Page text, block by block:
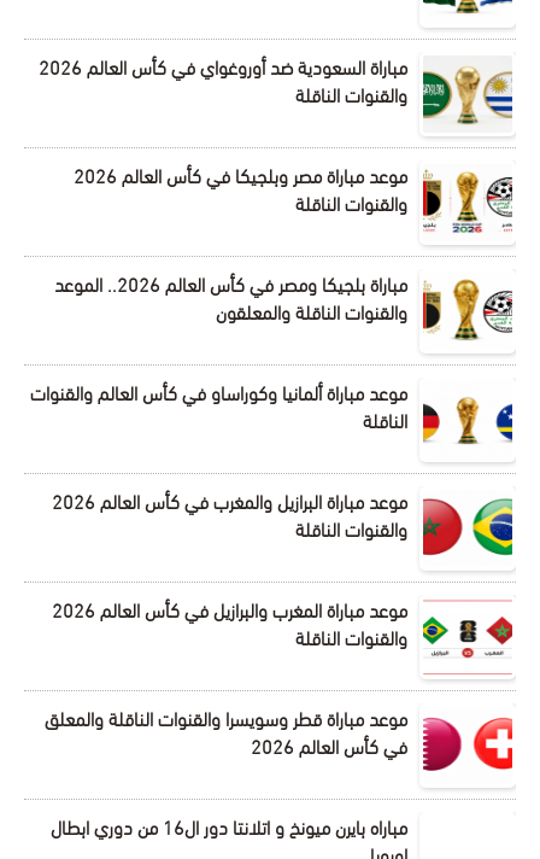
مباراة السعودية ضد أوروغواي في كأس العالم 2026
والقنوات الناقلة
موعد مباراة مصر وبلجيكا في كأس العالم 2026
والقنوات الناقلة
مباراة بلجيكا ومصر في كأس العالم 2026.. الموعد
والقنوات الناقلة والمعلقون
موعد مباراة ألمانيا وكوراساو في كأس العالم والقنوات
الناقلة
موعد مباراة البرازيل والمغرب في كأس العالم 2026
والقنوات الناقلة
موعد مباراة المغرب والبرازيل في كأس العالم 2026
والقنوات الناقلة
موعد مباراة قطر وسويسرا والقنوات الناقلة والمعلق
في كأس العالم 2026
مباراه بايرن ميونخ و اتلانتا دور ال16 من دوري ابطال